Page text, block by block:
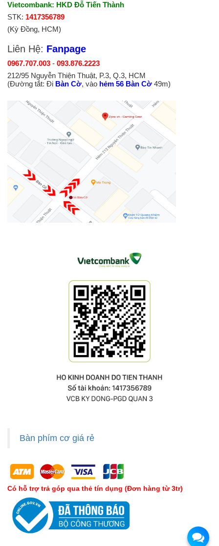
Vietcombank: HKD Đỗ Tiến Thành
STK: 1417356789
(Kỳ Đồng, HCM)
Liên Hệ: Fanpage
0967.707.003 - 093.876.2223
212/95 Nguyễn Thiện Thuật, P.3, Q.3, HCM
(Đường tắt: Đi Bàn Cờ, vào hẻm 56 Bàn Cờ 49m)
Bàn phím cơ giá rẻ
Có hỗ trợ trả góp qua thẻ tín dụng (Đơn hàng từ 3tr)